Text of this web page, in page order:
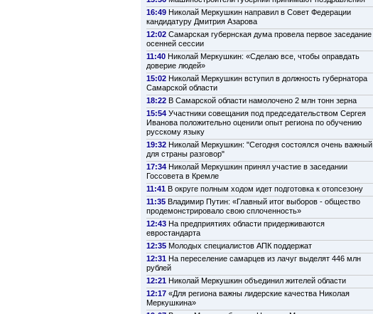
16:49 Николай Меркушкин направил в Совет Федерации
кандидатуру Дмитрия Азарова
12:02 Самарская губернская дума провела первое заседание
осенней сессии
11:40 Николай Меркушкин: «Сделаю все, чтобы оправдать
доверие людей»
15:02 Николай Меркушкин вступил в должность губернатора
Самарской области
18:22 В Самарской области намолочено 2 млн тонн зерна
15:54 Участники совещания под председательством Сергея
Иванова положительно оценили опыт региона по обучению
русскому языку
19:32 Николай Меркушкин: "Сегодня состоялся очень важный
для страны разговор"
17:34 Николай Меркушкин принял участие в заседании
Госсовета в Кремле
11:41 В округе полным ходом идет подготовка к отопсезону
11:35 Владимир Путин: «Главный итог выборов - общество
продемонстрировало свою сплоченность»
12:43 На предприятиях области придерживаются
евростандарта
12:35 Молодых специалистов АПК поддержат
12:31 На переселение самарцев из лачуг выделят 446 млн
рублей
12:21 Николай Меркушкин объединил жителей области
12:17 «Для региона важны лидерские качества Николая
Меркушкина»